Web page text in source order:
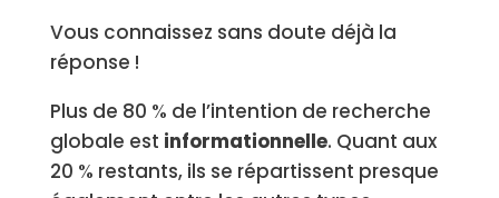
Vous connaissez sans doute déjà la
réponse !
Plus de 80 % de l’intention de recherche
globale est informationnelle. Quant aux
20 % restants, ils se répartissent presque